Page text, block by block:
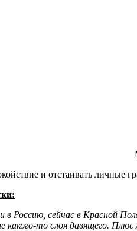
и отстаивать личные
в Россию, сейчас в Красной
какого-то слоя давящего.